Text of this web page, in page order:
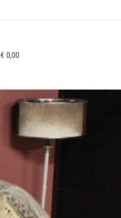
€ 0,00